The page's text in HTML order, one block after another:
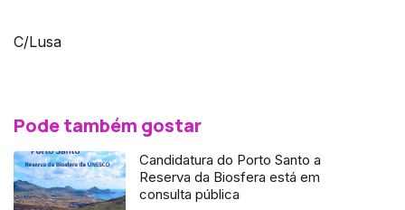
C/Lusa
Pode também gostar
Candidatura do Porto Santo a
Reserva da Biosfera está em
consulta pública